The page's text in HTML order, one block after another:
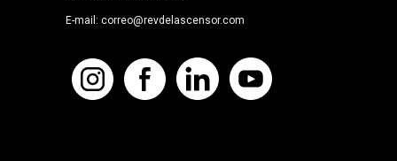
E-mail: correo@revdelascensor.com